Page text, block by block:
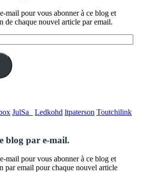
mail pour vous abonner à ce blog et
de chaque nouvel article par email.
JulSa_ Ledkohd ltpaterson Toutchilink
blog par e-mail.
mail pour vous abonner à ce blog et
par email pour chaque nouvel article